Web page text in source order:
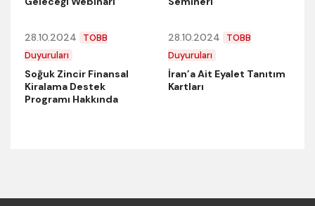
28.10.2024
TOBB
Duyuruları
Soğuk Zincir Finansal
Kiralama Destek
Programı Hakkında
28.10.2024
TOBB
Duyuruları
İran’a Ait Eyalet Tanıtım
Kartları